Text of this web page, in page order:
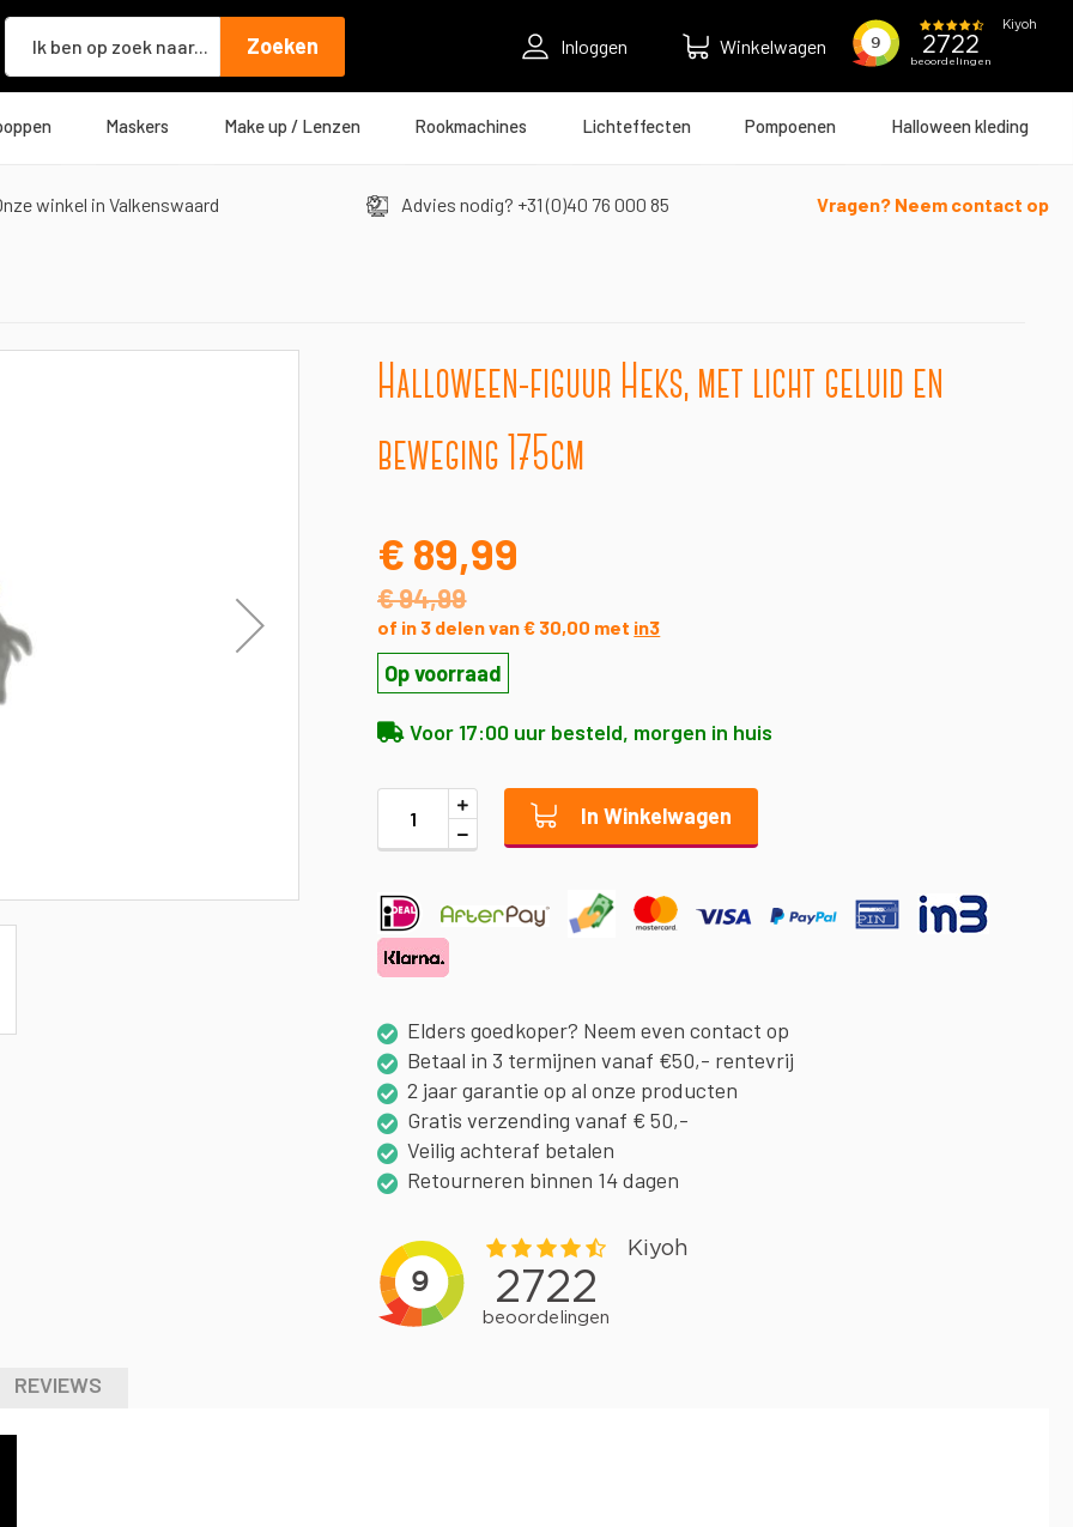
Zoeken Inloggen Winkelwagen
Maskers Make up / Lenzen Rookmachines Lichteffecten Pompoenen Halloween kleding
winkel in Valkenswaard Advies nodig? +31 (0)40 76 000 85 Vragen? Neem contact op
Halloween-figuur Heks, met licht geluid en
beweging 175cm
€ 89,99
€ 94,99
of in 3 delen van € 30,00 met in3
Op voorraad
Voor 17:00 uur besteld, morgen in huis
In Winkelwagen
Elders goedkoper? Neem even contact op
Betaal in 3 termijnen vanaf €50,- rentevrij
2 jaar garantie op al onze producten
Gratis verzending vanaf € 50,-
Veilig achteraf betalen
Retourneren binnen 14 dagen
REVIEWS